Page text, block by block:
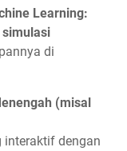
Learning:
simulasi
di
(misal
interaktif dengan